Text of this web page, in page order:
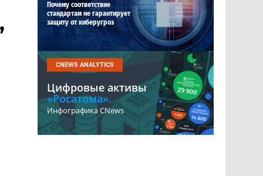
Почему соответствие
стандартам не гарантирует
защиту от киберугроз
CNEWS ANALYTICS
Цифровые активы
«Росатома».
Инфографика CNews